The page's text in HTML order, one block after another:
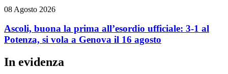
08 Agosto 2026
Ascoli, buona la prima all’esordio ufficiale: 3-1 al
Potenza, si vola a Genova il 16 agosto
In evidenza